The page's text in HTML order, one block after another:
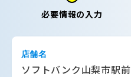
必要情報の入力
店舗名
ソフトバンク山梨市駅前